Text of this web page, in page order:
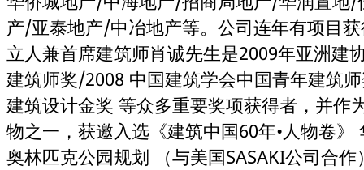
产/亚泰地产/中冶地产等。公司连年有项目
立人兼首席建筑师肖诚先生是2009年亚洲建
建筑师奖/2008 中国建筑学会中国青年建筑
建筑设计金奖 等众多重要奖项获得者，并作
物之一，获邀入选《建筑中国60年•人物卷
奥林匹克公园规划 （与美国SASAKI公司合